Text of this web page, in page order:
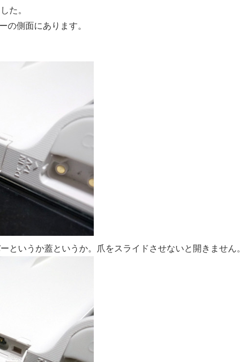
た。
側面にあります。
というか蓋というか。爪をスライドさせないと開きません。